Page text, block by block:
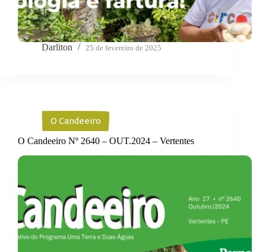
Darliton 25 de fevereiro de 2025
O Candeeiro
O Candeeiro Nº 2640 – OUT.2024 – Vertentes